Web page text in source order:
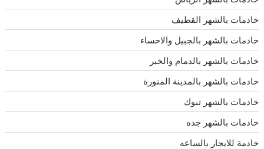
خادمات بالشهر القطيف
خادمات بالشهر بالجبيل والاحساء
خادمات بالشهر بالدمام والخبر
خادمات بالشهر بالمدينة المنورة
خادمات بالشهر تبوك
خادمات بالشهر جده
خادمة للايجار بالساعه